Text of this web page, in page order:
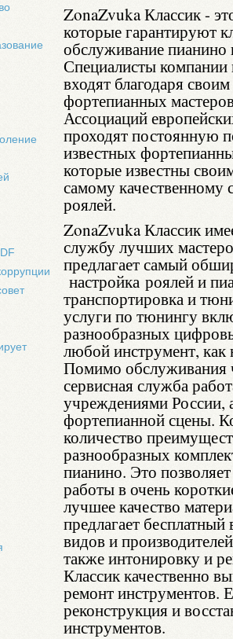
ZonaZvuka Классик -
которые гарантируют
обслуживание
Специалисты
входят благодаря
фортепианных
Ассоциаций
проходят постоянную
известных
которые известны
самому
роялей.
ZonaZvuka Классик
службу лучших
предлагает самый
настройка роялей и
транспортировка и
услуги по тюнингу
разнообразных
любой инструмент, как
Помимо обслуживания
сервисная служба
учреждениями России,
фортепианной сцены.
количество
разнообразных
пианино. Это
работы в очень
лучшее качество
предлагает
видов и
также интонировку и
Классик качественно
ремонт инструментов.
реконструкция и
инструментов.